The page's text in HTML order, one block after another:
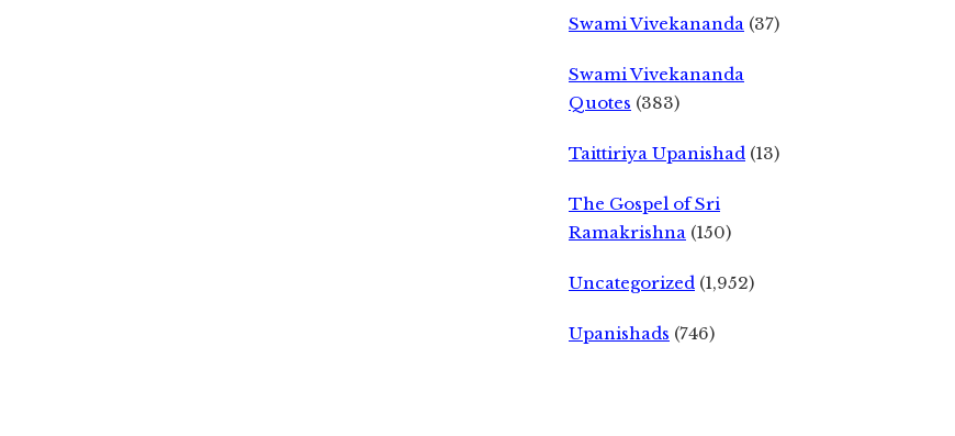
Swami Vivekananda (37)
Swami Vivekananda
Quotes (383)
Taittiriya Upanishad (13)
The Gospel of Sri
Ramakrishna (150)
Uncategorized (1,952)
Upanishads (746)